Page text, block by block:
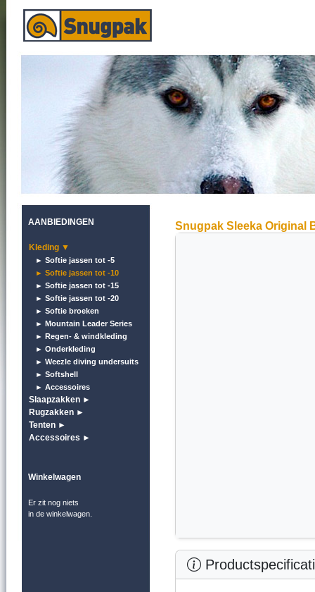
AANBIEDINGEN
Kleding ▼
► Softie jassen tot -5
► Softie jassen tot -10
► Softie jassen tot -15
► Softie jassen tot -20
► Softie broeken
► Mountain Leader Series
► Regen- & windkleding
► Onderkleding
► Weezle diving undersuits
► Softshell
► Accessoires
Slaapzakken ►
Rugzakken ►
Tenten ►
Accessoires ►
Winkelwagen
Er zit nog niets
in de winkelwagen.
Snugpak Sleeka Original